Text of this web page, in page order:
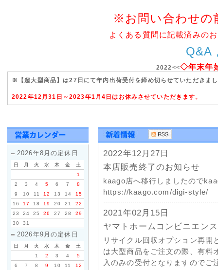
※お問い合わせの
よくある質問に記載済みの
Q&A
2022<<◇年末年
※【超大型商品】は27日にて年内出荷受付を締め切らせていただきま
2022年12月31日～2023年1月4日はお休みさせていただきます。
2026年8月の定休日
日 月 火 水 木 金
土
1
2
3 4 5 6 7
8
9
10 11 12 13 14
15
16
17 18 19 20 21
22
23
24 25 26 27 28
29
30
31
2026年9月の定休日
日 月 火 水 木 金
土
1
2 3 4
5
6
7 8 9 10 11
12
2022年12月27日
本店販売終了のお知らせ
kaago店へ移行しましたので
https://kaago.com/digi-style/
2021年02月15日
ヤマトホームコンビニエン
リサイクル回収オプション再開
は大型商品をご注文の際、有料
入のみの受付となりますのでご